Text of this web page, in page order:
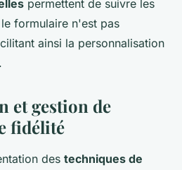
permettent de suivre les
formulaire n'est pas
ainsi la personnalisation
et gestion de
fidélité
des techniques de